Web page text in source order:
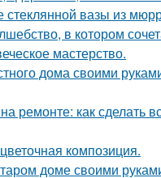
стеклянной вазы из
в котором
мастерство.
дома своими
ремонте: как сделать
композиция.
доме своими